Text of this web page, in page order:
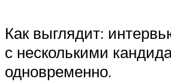
Как выглядит:
с несколькими
одновременно.